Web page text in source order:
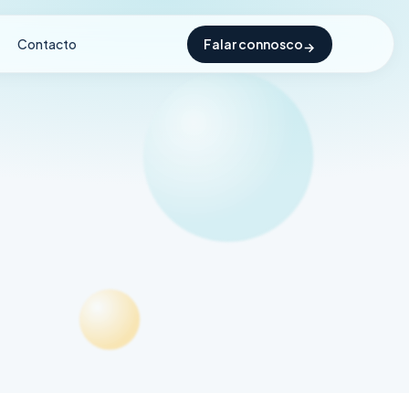
Contacto Falar connosco